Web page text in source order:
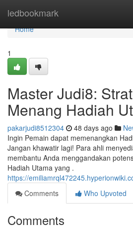
ledbookmark
Home
Home
1
Master Judi8:
Menang Hadiah
pakarjudi8512304 48 days ago
Ingin Pemain dapat memenangkan
Jangan khawatir lagi! Para ahli
membantu Anda menggandakan
Hadiah Utama yang .
https://
Comments
Who Upvoted
Comments